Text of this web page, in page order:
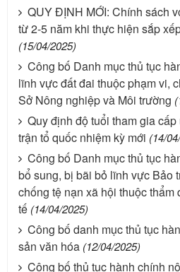
QUY ĐỊNH MỚI: Chính sách
từ 2-5 năm khi thực hiện sắp
(15/04/2025)
Công bố Danh mục thủ tục
lĩnh vực đất đai thuộc phạm vi,
Sở Nông nghiệp và Môi trường
Quy định độ tuổi tham gia
trận tổ quốc nhiệm kỳ mới (14/
Công bố Danh mục thủ tục
bổ sung, bị bãi bỏ lĩnh vực Bảo
chống tệ nạn xã hội thuộc
tế (14/04/2025)
Công bố danh mục thủ tục
sản văn hóa (12/04/2025)
Công bố thủ tục hành chính